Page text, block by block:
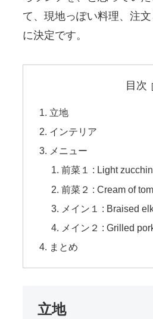
て、現地っぽい料理、注
に決定です。
目次
立地
インテリア
メニュー
前菜１ : Light
前菜２ : Cream of
メイン１ : Braised
メイン２ : Grilled
まとめ
立地